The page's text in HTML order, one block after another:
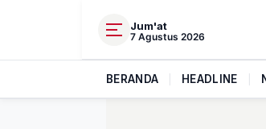
Jum'at
7 Agustus 2026
BERANDA HEADLINE